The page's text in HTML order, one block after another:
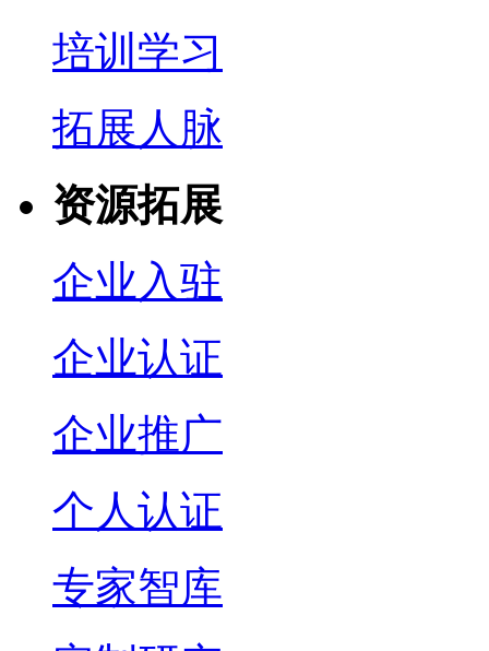
培训学习
拓展人脉
资源拓展
企业入驻
企业认证
企业推广
个人认证
专家智库